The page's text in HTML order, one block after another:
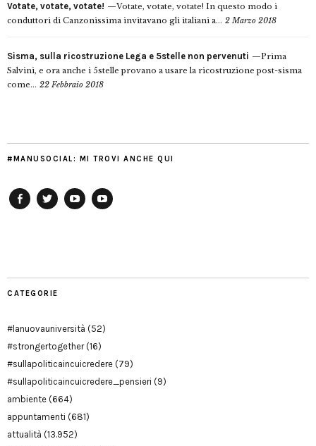
Votate, votate, votate!
Votate, votate, votate! In questo modo i
conduttori di Canzonissima invitavano gli italiani a... 2 Marzo 2018
Sisma, sulla ricostruzione Lega e 5stelle non pervenuti
Prima
Salvini, e ora anche i 5stelle provano a usare la ricostruzione post-sisma
come... 22 Febbraio 2018
#MANUSOCIAL: MI TROVI ANCHE QUI
CATEGORIE
#lanuovauniversità (52)
#strongertogether(16)
#sullapoliticaincuicredere (79)
#sullapoliticaincuicredere_pensieri (9)
ambiente (664)
appuntamenti (681)
attualità (13.952)